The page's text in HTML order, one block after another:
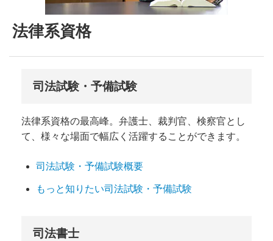
法律系資格
司法試験・予備試験
法律系資格の最高峰。弁護士、裁判官、検察官とし
て、様々な場面で幅広く活躍することができます。
司法試験・予備試験概要
もっと知りたい司法試験・予備試験
司法書士